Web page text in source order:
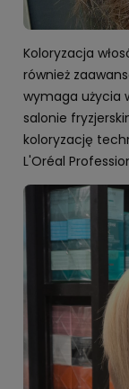
Koloryzacja
również
wymaga użycia
salonie
koloryzację
L'Oréal